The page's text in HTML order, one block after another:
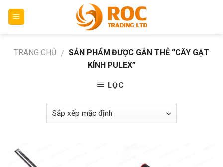
TRANG CHỦ / SẢN PHẨM ĐƯỢC GẮN THẺ “CÂY GẠT
KÍNH PULEX”
LỌC